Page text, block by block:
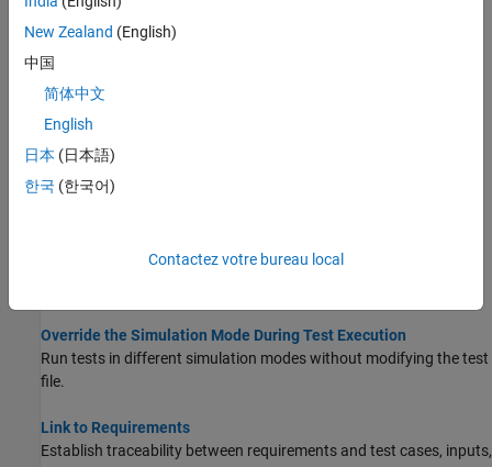
Synchronize Tests
Update test cases in a test file to reflect changes in the system
Test Iterations
Test combinations of parameter sets, external inputs,
scenarios, or baselines.
Compare simulation to baseline data using a parameter override
Override the Simulation Mode During Test Execution
Run tests in different simulation modes without modifying the test
file.
Link to Requirements
Establish traceability between requirements and test cases, inputs,
New Zealand (English)
中国
简体中文
English
日本 (日本語)
한국 (한국어)
Contactez votre bureau local